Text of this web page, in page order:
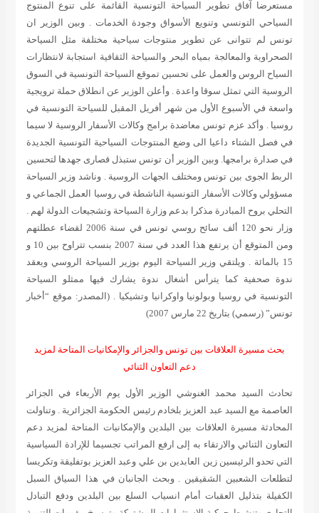
مستعرضا آفاق تطوير السياحة التونسية القائمة على تنوع المنتوج
السياحي التونسي وتنويع الأسواق وجودة الخدمات . وبين الوزير ان
تونس لم تتوانى عن تطوير منتوجات سياحية مختلفة مثل السياحة
الصحراوية والمعالجة بمياه البحر والسياحة الثقافية استجابة لانتظارات
السياح الروس والعمل على تحسين تموقع السياحة التونسية في السوق
الروسية التي تمثل سوقا واعدة . وأعلن الوزير عن انطلاق حملة ترويجية
واسعة في الأسبوع الأول من شهر أفريل المقبل للسياحة التونسية في
روسيا . وأكد عزم تونس معاضدة برامج وكالات الأسفار الروسية لا سيما
في فصل الشتاء داعيا الى وضع المنتوجات السياحية التونسية الجديدة
في صدارة برامجها. وبين الوزير أن تونس ستبذل قصارى جهدها لتحسين
الربط الجوى بين تونس ومختلف الجهات الروسية . وناشد وزير السياحة
مسؤولي وكالات الأسفار التونسية الناشطة في روسيا العمل الجماعي و
التحلي بروح المبادرة مذكرا بدعم وزارة السياحة وتشجيعات الدولة لهم .
وزار نحو 120 ألف سائح روسي تونس في سنة 2006 لقضاء عطلتهم
ومن المتوقع أن يرتفع هذا العدد في سنة 2007 بنسب تتراوح بين 10 و
15 بالمائة . ويلتقي وزير السياحة اليوم بوزير السياحة الروسي ويعقد
ندوة صحفية كما يترأس أشغال ندوة يشارك فيها ممثلو السياحة
التونسية في روسيا وبولونيا واوكرانيا وتشيكيا .(المصدر: موقع “أخبار
تونس” (رسمي) بتاريخ 22 مارس 2007)
بحث مسيرة العلاقات بين تونس والجزائر والإمكانيات المتاحة لمزيد
دعم التعاون الثنائي
تحادث السيد محمد الغنوشي الوزير الأول يوم الأربعاء في الجزائر
العاصمة مع السيد عبد العزيز بلخادم رئيس الحكومة الجزائرية . وتناولت
المحادثة مسيرة العلاقات بين البلدين والإمكانيات المتاحة لمزيد دعم
التعاون الثنائي والارتقاء به إلى ارفع المراتب تجسيما للإرادة السياسية
التي تحدو الرئيسين زين العابدين بن علي وعبد العزيز بوتفليقة وتكريسا
لتطلعات الشعبين الشقيقين . وبحث الجانبان في هذا السياق السبل
الكفيلة بتذليل العقبات أمام انسياب السلع بين البلدين ودفع التبادل